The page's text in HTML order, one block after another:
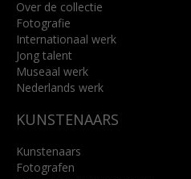
Over de collectie
Fotografie
Internationaal werk
Jong talent
Museaal werk
Nederlands werk
KUNSTENAARS
Kunstenaars
Fotografen